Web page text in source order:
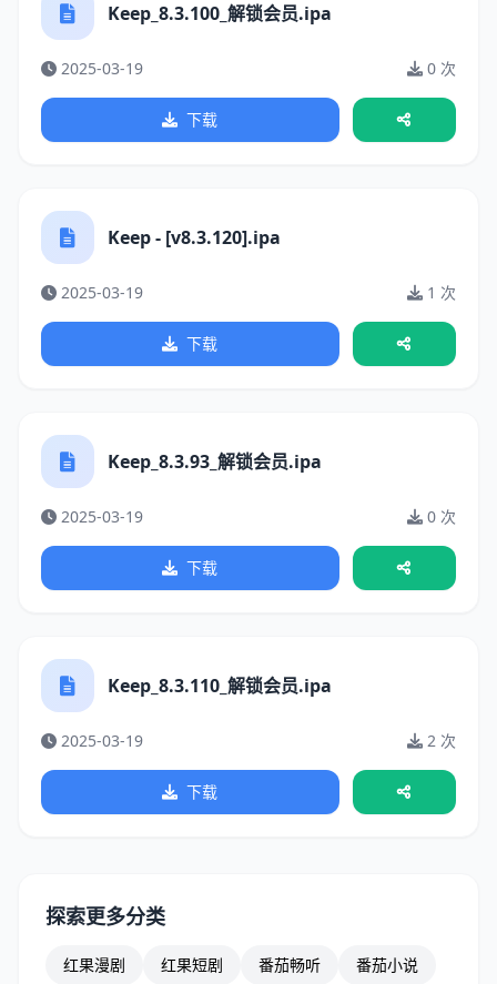
Keep_8.3.100_解锁会员.ipa
2025-03-19 0 次
下载
Keep - [v8.3.120].ipa
2025-03-19 1 次
下载
Keep_8.3.93_解锁会员.ipa
2025-03-19 0 次
下载
Keep_8.3.110_解锁会员.ipa
2025-03-19 2 次
下载
探索更多分类
红果漫剧 红果短剧 番茄畅听 番茄小说